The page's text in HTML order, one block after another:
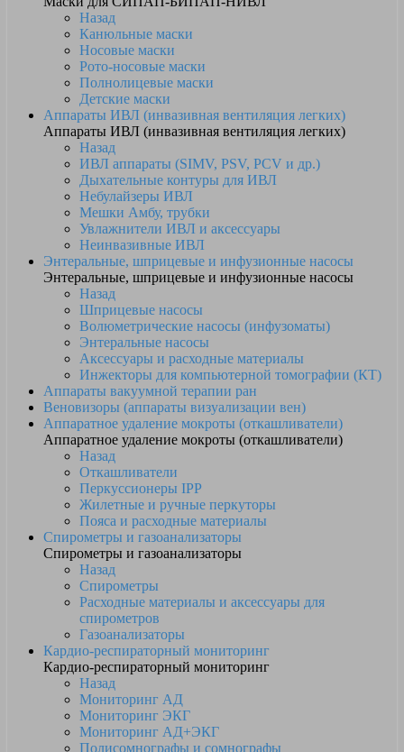
Назад
Канюльные маски
Носовые маски
Рото-носовые маски
Полнолицевые маски
Детские маски
Аппараты ИВЛ (инвазивная вентиляция легких)
Аппараты ИВЛ (инвазивная вентиляция легких)
Назад
ИВЛ аппараты (SIMV, PSV, PCV и др.)
Дыхательные контуры для ИВЛ
Небулайзеры ИВЛ
Мешки Амбу, трубки
Увлажнители ИВЛ и аксессуары
Неинвазивные ИВЛ
Энтеральные, шприцевые и инфузионные насосы
Энтеральные, шприцевые и инфузионные насосы
Назад
Шприцевые насосы
Волюметрические насосы (инфузоматы)
Энтеральные насосы
Аксессуары и расходные материалы
Инжекторы для компьютерной томографии (КТ)
Аппараты вакуумной терапии ран
Веновизоры (аппараты визуализации вен)
Аппаратное удаление мокроты (откашливатели)
Аппаратное удаление мокроты (откашливатели)
Назад
Откашливатели
Перкуссионеры IPP
Жилетные и ручные перкуторы
Пояса и расходные материалы
Спирометры и газоанализаторы
Спирометры и газоанализаторы
Назад
Спирометры
Расходные материалы и аксессуары для
спирометров
Газоанализаторы
Кардио-респираторный мониторинг
Кардио-респираторный мониторинг
Назад
Мониторинг АД
Мониторинг ЭКГ
Мониторинг АД+ЭКГ
Полисомнографы и сомнографы